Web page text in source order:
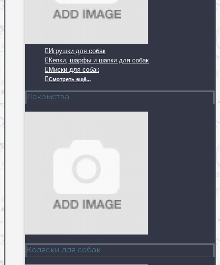
Игрушки для собак
Кепки, шарфы и шапки для собак
Миски для собак
Смотреть ещё...
Лакомства
Коляски для собак